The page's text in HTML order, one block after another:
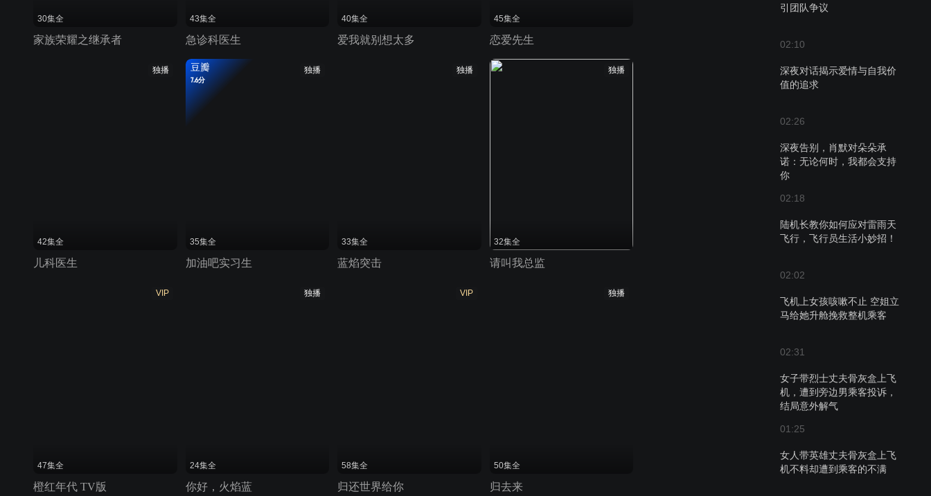
引团队争议
02:10
深夜对话揭示爱情与自我价
值的追求
02:26
深夜告别，肖默对朵朵承
诺：无论何时，我都会支持
你
02:18
陆机长教你如何应对雷雨天
飞行，飞行员生活小妙招！
02:02
飞机上女孩咳嗽不止 空姐立
马给她升舱挽救整机乘客
02:31
女子带烈士丈夫骨灰盒上飞
机，遭到旁边男乘客投诉，
结局意外解气
01:25
女人带英雄丈夫骨灰盒上飞
机不料却遭到乘客的不满
30集全
家族荣耀之继承者
43集全
急诊科医生
40集全
爱我就别想太多
45集全
恋爱先生
独播
42集全
儿科医生
独播
豆瓣
7.6分
35集全
加油吧实习生
独播
33集全
蓝焰突击
独播
32集全
请叫我总监
VIP
47集全
橙红年代 TV版
独播
24集全
你好，火焰蓝
VIP
58集全
归还世界给你
独播
50集全
归去来